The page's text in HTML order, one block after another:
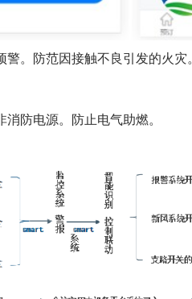
。防范因接触不良引发的火灾。
防电源。防止电气助燃。